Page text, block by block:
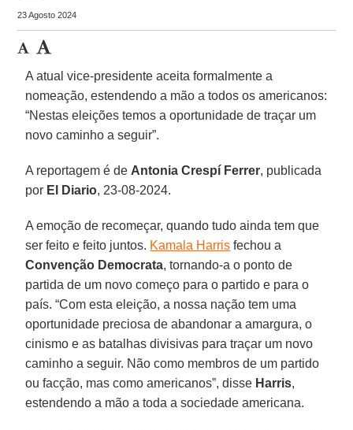
23 Agosto 2024
A atual vice-presidente aceita formalmente a
nomeação, estendendo a mão a todos os americanos:
“Nestas eleições temos a oportunidade de traçar um
novo caminho a seguir”.
A reportagem é de Antonia Crespí Ferrer, publicada
por El Diario, 23-08-2024.
A emoção de recomeçar, quando tudo ainda tem que
ser feito e feito juntos. Kamala Harris fechou a
Convenção Democrata, tornando-a o ponto de
partida de um novo começo para o partido e para o
país. “Com esta eleição, a nossa nação tem uma
oportunidade preciosa de abandonar a amargura, o
cinismo e as batalhas divisivas para traçar um novo
caminho a seguir. Não como membros de um partido
ou facção, mas como americanos”, disse Harris,
estendendo a mão a toda a sociedade americana.